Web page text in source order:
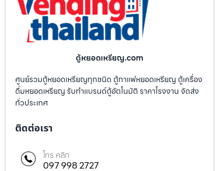
ตู้หยอดเหรียญ.com
ศูนย์รวมตู้หยอดเหรียญทุกชนิด ตู้กาแฟหยอดเหรียญ ตู้เครื่อง
ดื่มหยอดเหรียญ รับทำแบรนด์ตู้อัตโนมัติ ราคาโรงงาน จัดส่ง
ทั่วประเทศ
ติดต่อเรา
โทร คลิก
097 998 2727